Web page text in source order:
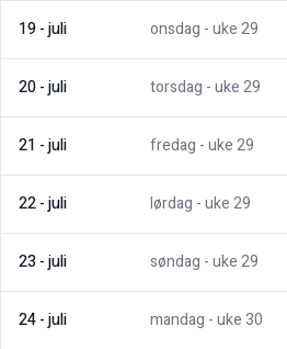
19-juli onsdag - uke29
20-juli torsdag - uke29
21 -juli fredag - uke29
22-juli lørdag - uke29
23 -juli søndag - uke29
24-juli mandag - uke30